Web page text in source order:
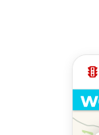
traffic